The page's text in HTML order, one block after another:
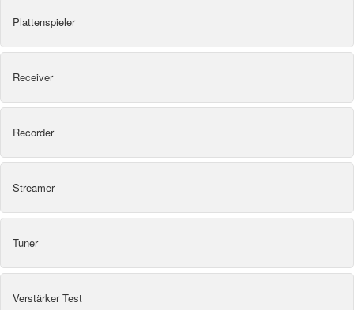
Plattenspieler
Receiver
Recorder
Streamer
Tuner
Verstärker Test